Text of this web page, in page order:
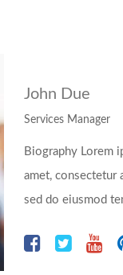
John Due
Services Manager
Biography Lorem
amet, consectetur
sed do eiusmod